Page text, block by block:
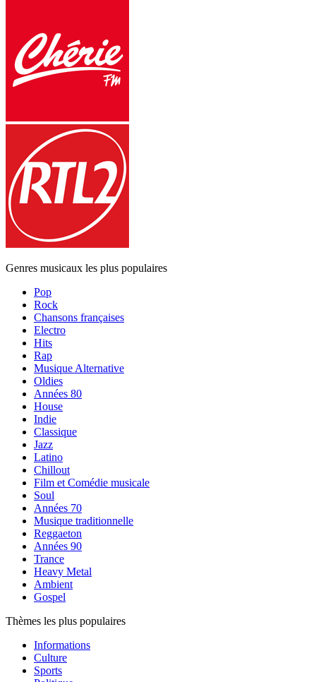
Genres musicaux les plus populaires
Pop
Rock
Chansons françaises
Electro
Hits
Rap
Musique Alternative
Oldies
Années 80
House
Indie
Classique
Jazz
Latino
Chillout
Film et Comédie musicale
Soul
Années 70
Musique traditionnelle
Reggaeton
Années 90
Trance
Heavy Metal
Ambient
Gospel
Thèmes les plus populaires
Informations
Culture
Sports